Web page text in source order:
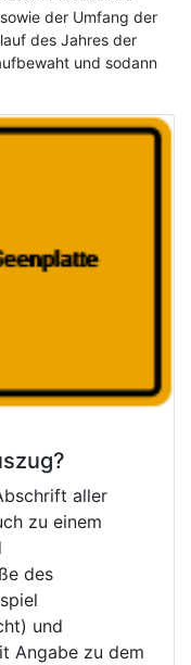
der Umfang der
des Jahres der
und sodann
aller
zu einem
des
und
Angabe zu dem